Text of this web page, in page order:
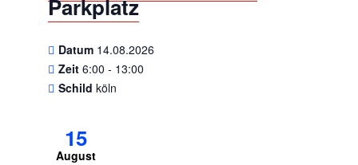
Parkplatz
Datum 14.08.2026
Zeit 6:00 - 13:00
Schild köln
15
August